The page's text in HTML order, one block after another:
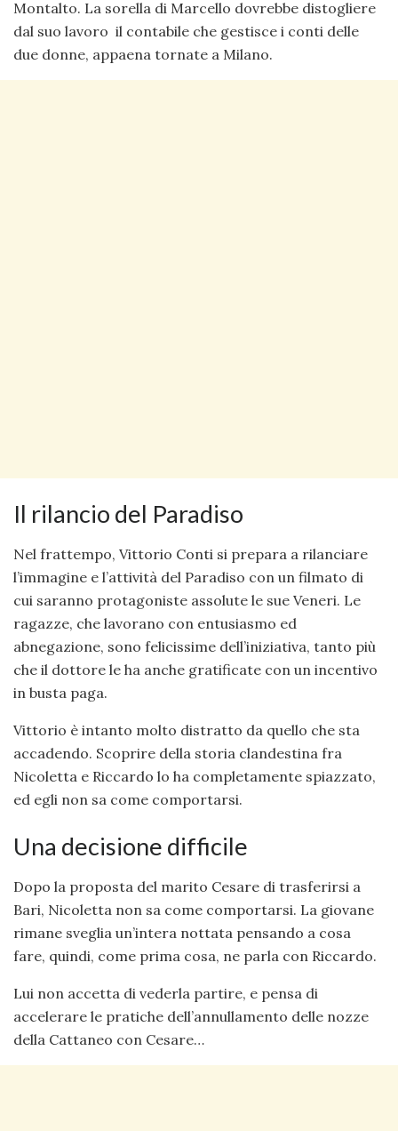
Montalto. La sorella di Marcello dovrebbe distogliere
dal suo lavoro il contabile che gestisce i conti delle
due donne, appaena tornate a Milano.
Il rilancio del Paradiso
Nel frattempo, Vittorio Conti si prepara a rilanciare
l’immagine e l’attività del Paradiso con un filmato di
cui saranno protagoniste assolute le sue Veneri. Le
ragazze, che lavorano con entusiasmo ed
abnegazione, sono felicissime dell’iniziativa, tanto più
che il dottore le ha anche gratificate con un incentivo
in busta paga.
Vittorio è intanto molto distratto da quello che sta
accadendo. Scoprire della storia clandestina fra
Nicoletta e Riccardo lo ha completamente spiazzato,
ed egli non sa come comportarsi.
Una decisione difficile
Dopo la proposta del marito Cesare di trasferirsi a
Bari, Nicoletta non sa come comportarsi. La giovane
rimane sveglia un’intera nottata pensando a cosa
fare, quindi, come prima cosa, ne parla con Riccardo.
Lui non accetta di vederla partire, e pensa di
accelerare le pratiche dell’annullamento delle nozze
della Cattaneo con Cesare…